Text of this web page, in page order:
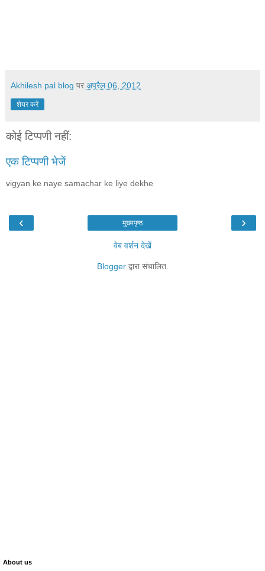
Akhilesh pal blog पर अप्रैल 06, 2012
शेयर करें
कोई टिप्पणी नहीं:
एक टिप्पणी भेजें
vigyan ke naye samachar ke liye dekhe
‹ ›
मुख्यपृष्ठ
वेब वर्शन देखें
Bloggerद्वारा संचालित.
About us